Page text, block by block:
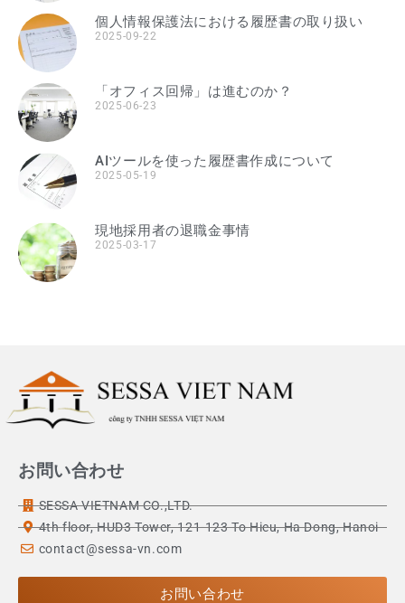
個人情報保護法における履歴書の取り扱い
2025-09-22
「オフィス回帰」は進むのか？
2025-06-23
AIツールを使った履歴書作成について
2025-05-19
現地採用者の退職金事情
2025-03-17
お問い合わせ
SESSA VIETNAM CO.,LTD.
4th floor, HUD3 Tower, 121-123 To Hieu, Ha Dong, Hanoi
contact@sessa-vn.com
お問い合わせ